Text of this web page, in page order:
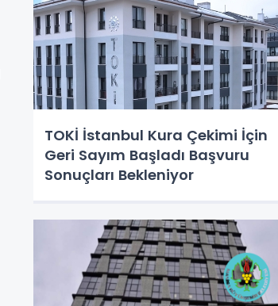
TOKİ İstanbul Kura Çekimi İçin
Geri Sayım Başladı Başvuru
Sonuçları Bekleniyor